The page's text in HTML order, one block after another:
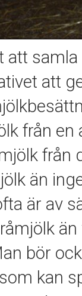
att
att
från
från
än
är av
bör
kan